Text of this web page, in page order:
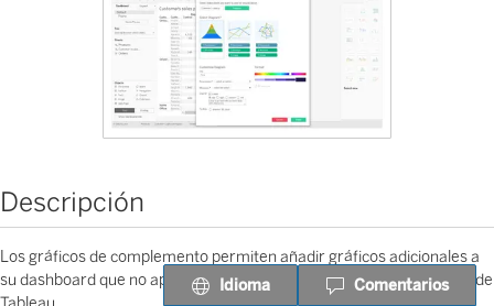
Descripción
Los gráficos de complemento permiten añadir gráficos adicionales a
su dashboard que no aparecen en la sección estándar “Mostrarme” de
Idioma Comentarios